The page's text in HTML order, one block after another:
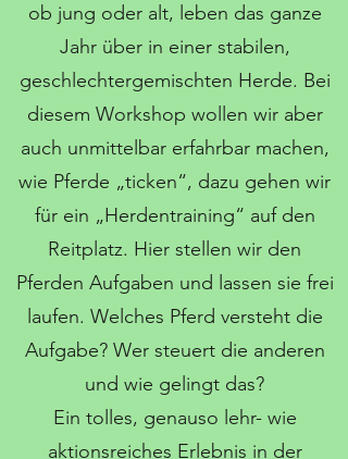
ob jung oder alt, leben das ganze
Jahr über in einer stabilen,
geschlechtergemischten Herde. Bei
diesem Workshop wollen wir aber
auch unmittelbar erfahrbar machen,
wie Pferde „ticken“, dazu gehen wir
für ein „Herdentraining“ auf den
Reitplatz. Hier stellen wir den
Pferden Aufgaben und lassen sie frei
laufen. Welches Pferd versteht die
Aufgabe? Wer steuert die anderen
und wie gelingt das?
Ein tolles, genauso lehr- wie
aktionsreiches Erlebnis in der